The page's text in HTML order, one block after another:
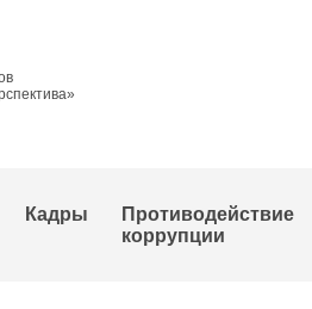
Кадры
Противодействие
коррупции